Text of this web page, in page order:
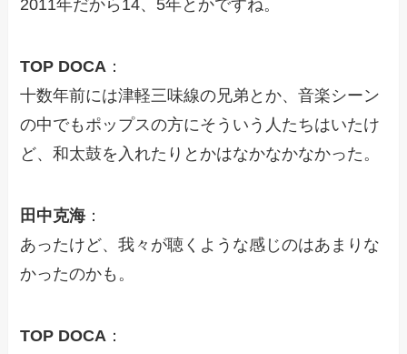
2011年だから14、5年とかですね。
TOP DOCA ：
十数年前には津軽三味線の兄弟とか、音楽シーン
の中でもポップスの方にそういう人たちはいたけ
ど、和太鼓を入れたりとかはなかなかなかった。
田中克海 ：
あったけど、我々が聴くような感じのはあまりな
かったのかも。
TOP DOCA ：